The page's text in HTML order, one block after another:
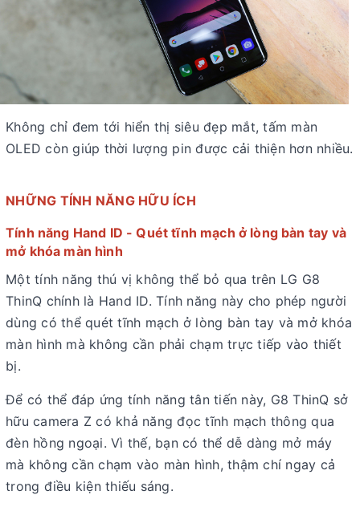
Không chỉ đem tới hiển thị siêu đẹp mắt, tấm màn
OLED còn giúp thời lượng pin được cải thiện hơn nhiều.
NHỮNG TÍNH NĂNG HỮU ÍCH
Tính năng Hand ID - Quét tĩnh mạch ở lòng bàn tay và
mở khóa màn hình
Một tính năng thú vị không thể bỏ qua trên LG G8
ThinQ chính là Hand ID. Tính năng này cho phép người
dùng có thể quét tĩnh mạch ở lòng bàn tay và mở khóa
màn hình mà không cần phải chạm trực tiếp vào thiết
bị.
Để có thể đáp ứng tính năng tân tiến này, G8 ThinQ sở
hữu camera Z có khả năng đọc tĩnh mạch thông qua
đèn hồng ngoại. Vì thế, bạn có thể dễ dàng mở máy
mà không cần chạm vào màn hình, thậm chí ngay cả
trong điều kiện thiếu sáng.